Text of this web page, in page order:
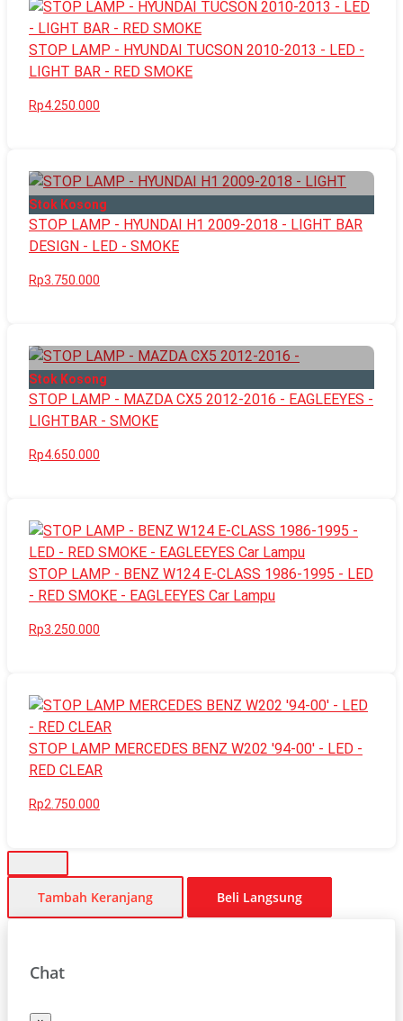
STOP LAMP - HYUNDAI TUCSON 2010-2013 - LED -
LIGHT BAR - RED SMOKE
Rp4.250.000
Stok Kosong
STOP LAMP - HYUNDAI H1 2009-2018 - LIGHT BAR
DESIGN - LED - SMOKE
Rp3.750.000
Stok Kosong
STOP LAMP - MAZDA CX5 2012-2016 - EAGLEEYES -
LIGHTBAR - SMOKE
Rp4.650.000
STOP LAMP - BENZ W124 E-CLASS 1986-1995 - LED
- RED SMOKE - EAGLEEYES Car Lampu
Rp3.250.000
STOP LAMP MERCEDES BENZ W202 '94-00' - LED -
RED CLEAR
Rp2.750.000
Tambah Keranjang Beli Langsung
Chat